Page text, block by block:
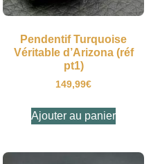
Pendentif Turquoise
Véritable d’Arizona (réf
pt1)
149,99€
Ajouter au panier